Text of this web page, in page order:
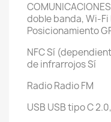
COMUNICACIONES
doble banda, Wi-Fi
Posicionamiento
NFCSí
de infrarrojos Sí
RadioRadio FM
USB USB tipo C